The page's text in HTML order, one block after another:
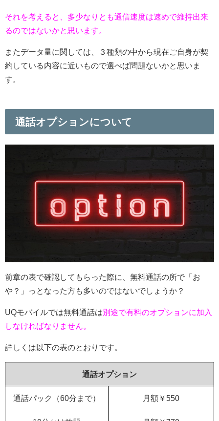
それを考えると、多少なりとも通信速度は速めで維持出来
るのではないかと思います。
またデータ量に関しては、３種類の中から現在ご自身が契
約している内容に近いもので選べば問題ないかと思いま
す。
通話オプションについて
前章の表で確認してもらった際に、無料通話の所で「お
や？」っとなった方も多いのではないでしょうか？
UQモバイルでは無料通話は別途で有料のオプションに加入
しなければなりません。
詳しくは以下の表のとおりです。
通話オプション
通話パック（60分まで） 月額￥550